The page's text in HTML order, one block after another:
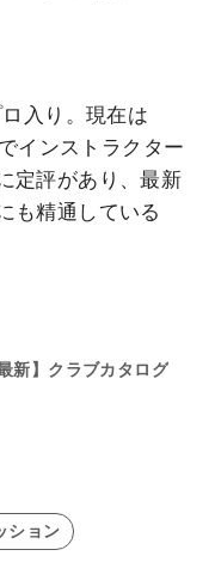
入り。現在は
インストラクター
定評があり、最新
も精通している
新】クラブカタログ
ション